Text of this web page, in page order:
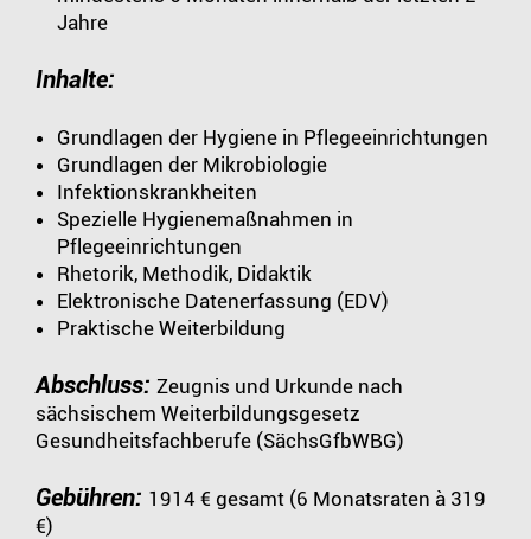
Jahre
Inhalte:
Grundlagen der Hygiene in Pflegeeinrichtungen
Grundlagen der Mikrobiologie
Infektionskrankheiten
Spezielle Hygienemaßnahmen in
Pflegeeinrichtungen
Rhetorik, Methodik, Didaktik
Elektronische Datenerfassung (EDV)
Praktische Weiterbildung
Abschluss: Zeugnis und Urkunde nach
sächsischem Weiterbildungsgesetz
Gesundheitsfachberufe (SächsGfbWBG)
Gebühren: 1914 € gesamt (6 Monatsraten à 319
€)